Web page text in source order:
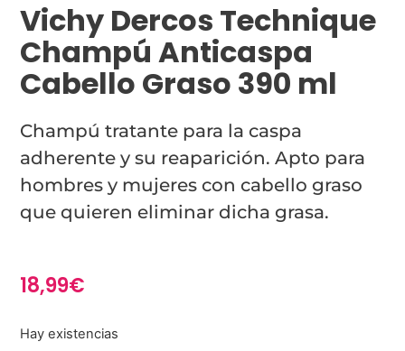
Vichy Dercos Technique
Champú Anticaspa
Cabello Graso 390 ml
Champú tratante para la caspa
adherente y su reaparición. Apto para
hombres y mujeres con cabello graso
que quieren eliminar dicha grasa.
18,99€
Hay existencias